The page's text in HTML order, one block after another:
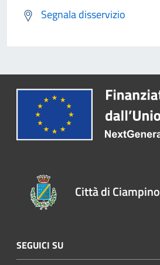
Segnala disservizio
Città di Ciampino
SEGUICI SU